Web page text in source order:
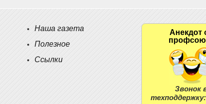
Наша газета
Полезное
Ссылки
Анекдот
Звонок